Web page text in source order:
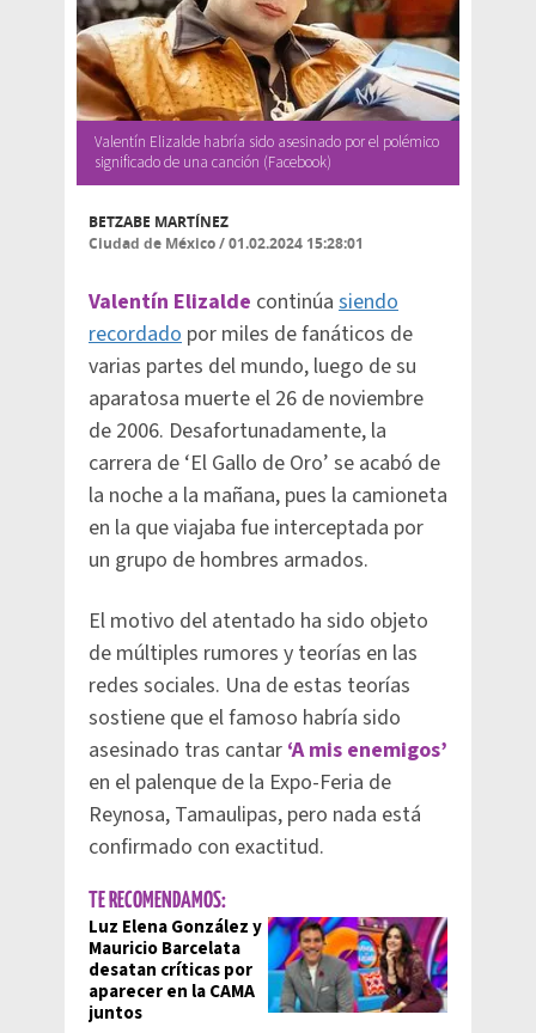
Valentín Elizalde habría sido asesinado por el polémico
significado de una canción (Facebook)
BETZABE MARTÍNEZ
Ciudad de México/01.02.2024 15:28:01
Valentín Elizalde continúa siendo
recordado por miles de fanáticos de
varias partes del mundo, luego de su
aparatosa muerte el 26 de noviembre
de 2006. Desafortunadamente, la
carrera de ‘El Gallo de Oro’ se acabó de
la noche a la mañana, pues la camioneta
en la que viajaba fue interceptada por
un grupo de hombres armados.
El motivo del atentado ha sido objeto
de múltiples rumores y teorías en las
redes sociales. Una de estas teorías
sostiene que el famoso habría sido
asesinado tras cantar ‘A mis enemigos’
en el palenque de la Expo-Feria de
Reynosa, Tamaulipas, pero nada está
confirmado con exactitud.
TE RECOMENDAMOS:
Luz Elena González y
Mauricio Barcelata
desatan críticas por
aparecer en la CAMA
juntos